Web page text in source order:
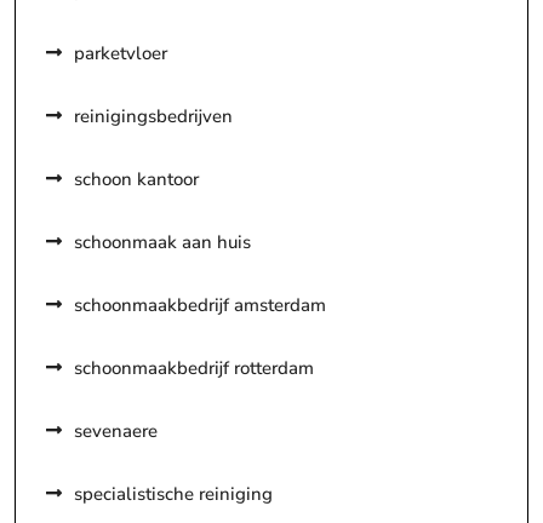
parketvloer
reinigingsbedrijven
schoon kantoor
schoonmaak aan huis
schoonmaakbedrijf amsterdam
schoonmaakbedrijf rotterdam
sevenaere
specialistische reiniging